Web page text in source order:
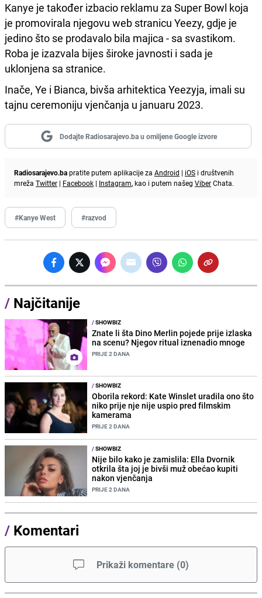
Kanye je također izbacio reklamu za Super Bowl koja
je promovirala njegovu web stranicu Yeezy, gdje je
jedino što se prodavalo bila majica - sa svastikom.
Roba je izazvala bijes široke javnosti i sada je
uklonjena sa stranice.
Inače, Ye i Bianca, bivša arhitektica Yeezyja, imali su
tajnu ceremoniju vjenčanja u januaru 2023.
Dodajte Radiosarajevo.ba u omiljene Google izvore
Radiosarajevo.bapratite putem aplikacije za Android | iOS i društvenih
mreža Twitter | Facebook | Instagram, kao i putem našeg ViberChata.
#Kanye West #razvod
/ Najčitanije
/SHOWBIZ
Znate li šta Dino Merlin pojede prije izlaska
na scenu? Njegov ritual iznenadio mnoge
PRIJE 2 DANA
/SHOWBIZ
Oborila rekord: Kate Winslet uradila ono što
niko prije nje nije uspio pred filmskim
kamerama
PRIJE 2 DANA
/SHOWBIZ
Nije bilo kako je zamislila: Ella Dvornik
otkrila šta joj je bivši muž obećao kupiti
nakon vjenčanja
PRIJE 2 DANA
/ Komentari
Prikaži komentare (0)